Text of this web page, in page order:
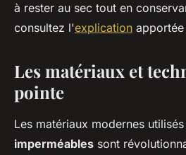
à rester au sec tout en
consultez l'explication
Les matériaux et
pointe
Les matériaux modernes
imperméables sont